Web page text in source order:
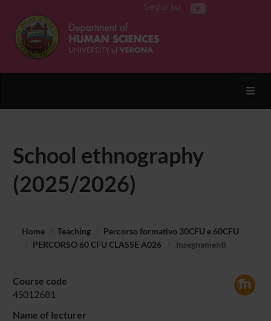
Segui su
School ethnography
(2025/2026)
Home Teaching
Percorso formativo 30CFU e 60CFU
PERCORSO 60 CFU CLASSE A026
Insegnamenti
Course code
4S012681
Name of lecturer